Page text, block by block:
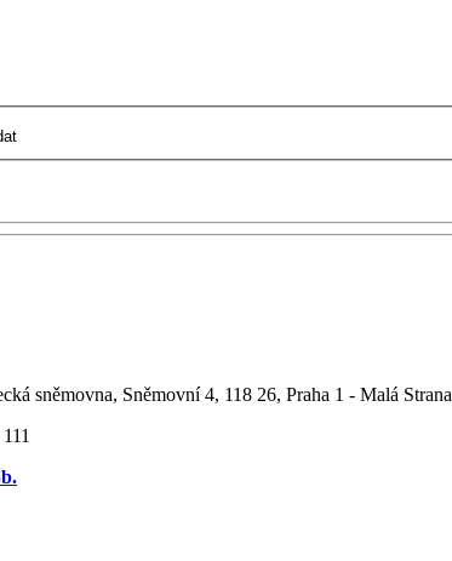
sněmovna, Sněmovní 4, 118 26, Praha 1 - Malá Strana